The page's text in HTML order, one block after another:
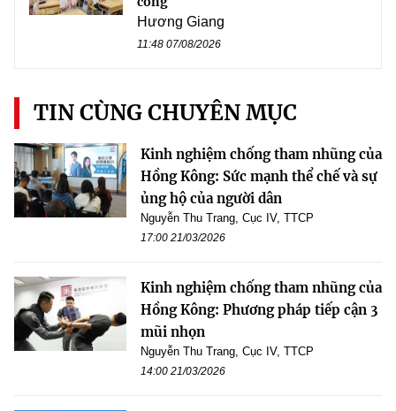
Hương Giang
11:48 07/08/2026
TIN CÙNG CHUYÊN MỤC
Kinh nghiệm chống tham nhũng của
Hồng Kông: Sức mạnh thể chế và sự
ủng hộ của người dân
Nguyễn Thu Trang, Cục IV, TTCP
17:00 21/03/2026
Kinh nghiệm chống tham nhũng của
Hồng Kông: Phương pháp tiếp cận 3
mũi nhọn
Nguyễn Thu Trang, Cục IV, TTCP
14:00 21/03/2026